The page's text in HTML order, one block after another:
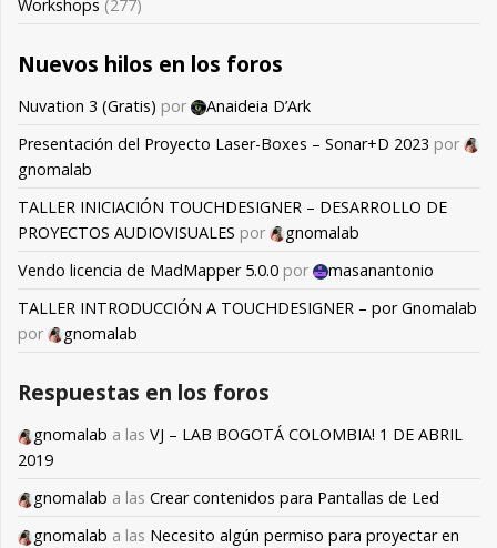
Workshops (277)
Nuevos hilos en los foros
Nuvation 3 (Gratis) por
Anaideia D’Ark
Presentación del Proyecto Laser-Boxes – Sonar+D 2023 por
gnomalab
TALLER INICIACIÓN TOUCHDESIGNER – DESARROLLO DE
PROYECTOS AUDIOVISUALES por
gnomalab
Vendo licencia de MadMapper 5.0.0 por
masanantonio
TALLER INTRODUCCIÓN A TOUCHDESIGNER – por Gnomalab
por
gnomalab
Respuestas en los foros
gnomalab a las VJ – LAB BOGOTÁ COLOMBIA! 1 DE ABRIL
2019
gnomalab a las Crear contenidos para Pantallas de Led
gnomalab a las Necesito algún permiso para proyectar en